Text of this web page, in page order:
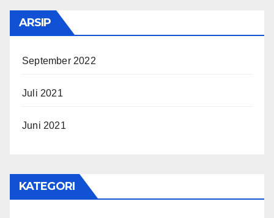
ARSIP
September 2022
Juli 2021
Juni 2021
KATEGORI